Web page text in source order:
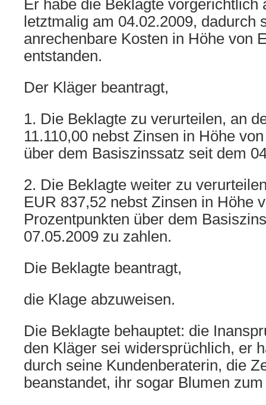
Er habe die Beklagte vorgerichtlich
letztmalig am 04.02.2009, dadurch
anrechenbare Kosten in Höhe von
entstanden.
Der Kläger beantragt,
1. Die Beklagte zu verurteilen, an
11.110,00 nebst Zinsen in Höhe
über dem Basiszinssatz seit dem
2. Die Beklagte weiter zu
EUR 837,52 nebst Zinsen in Höhe
Prozentpunkten über dem
07.05.2009 zu zahlen.
Die Beklagte beantragt,
die Klage abzuweisen.
Die Beklagte behauptet: die
den Kläger sei widersprüchlich, er
durch seine Kundenberaterin, die
beanstandet, ihr sogar Blumen